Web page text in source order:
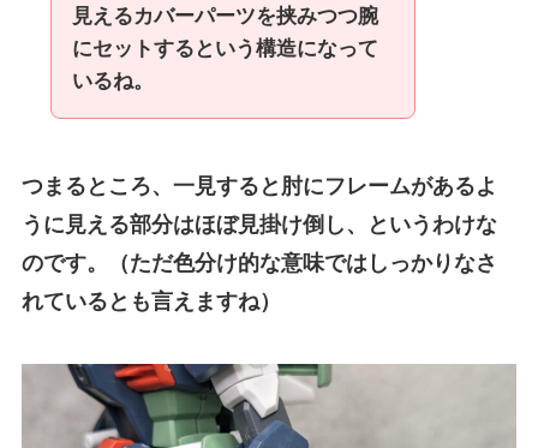
見えるカバーパーツを挟みつつ腕
にセットするという構造になって
いるね。
つまるところ、一見すると肘にフレームがあるよ
うに見える部分はほぼ見掛け倒し、というわけな
のです。（ただ色分け的な意味ではしっかりなさ
れているとも言えますね）